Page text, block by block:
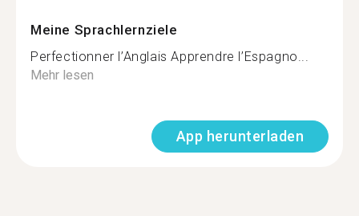
Meine Sprachlernziele
Perfectionner l’Anglais Apprendre l’Espagno...
Mehr lesen
App herunterladen